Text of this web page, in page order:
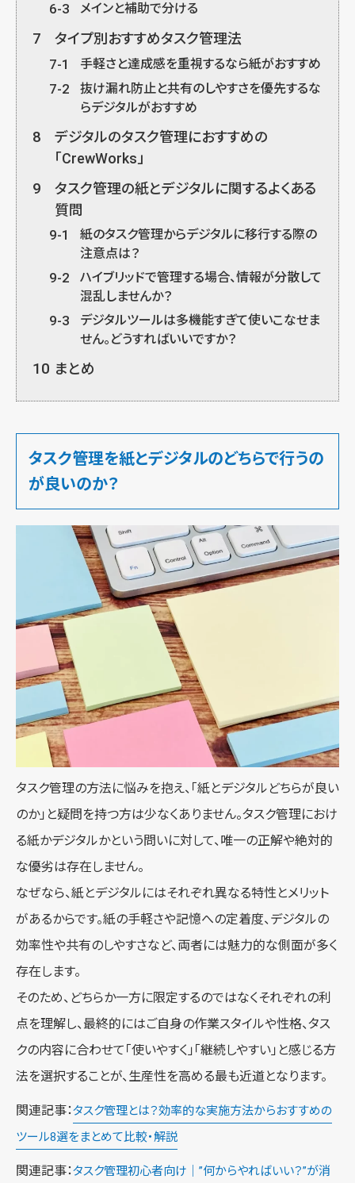
6-3 メインと補助で分ける
7 タイプ別おすすめタスク管理法
7-1 手軽さと達成感を重視するなら紙がおすすめ
7-2
抜け漏れ防止と共有のしやすさを優先するな
らデジタルがおすすめ
8
デジタルのタスク管理におすすめの
「CrewWorks」
9
タスク管理の紙とデジタルに関するよくある
質問
9-1
紙のタスク管理からデジタルに移行する際の
注意点は？
9-2
ハイブリッドで管理する場合、情報が分散して
混乱しませんか？
9-3
デジタルツールは多機能すぎて使いこなせま
せん。どうすればいいですか？
10 まとめ
タスク管理を紙とデジタルのどちらで行うの
が良いのか？
タスク管理の方法に悩みを抱え、「紙とデジタルどちらが良い
のか」と疑問を持つ方は少なくありません。タスク管理におけ
る紙かデジタルかという問いに対して、唯一の正解や絶対的
な優劣は存在しません。
なぜなら、紙とデジタルにはそれぞれ異なる特性とメリット
があるからです。紙の手軽さや記憶への定着度、デジタルの
効率性や共有のしやすさなど、両者には魅力的な側面が多く
存在します。
そのため、どちらか一方に限定するのではなくそれぞれの利
点を理解し、最終的にはご自身の作業スタイルや性格、タス
クの内容に合わせて「使いやすく」「継続しやすい」と感じる方
法を選択することが、生産性を高める最も近道となります。
関連記事：タスク管理とは？効率的な実施方法からおすすめの
ツール8選をまとめて比較・解説
関連記事：タスク管理初心者向け｜”何からやればいい？”が消